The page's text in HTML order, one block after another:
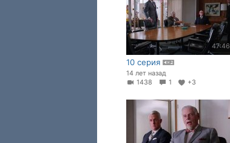
47:46
10 серия
14 лет назад
1438
1 +3